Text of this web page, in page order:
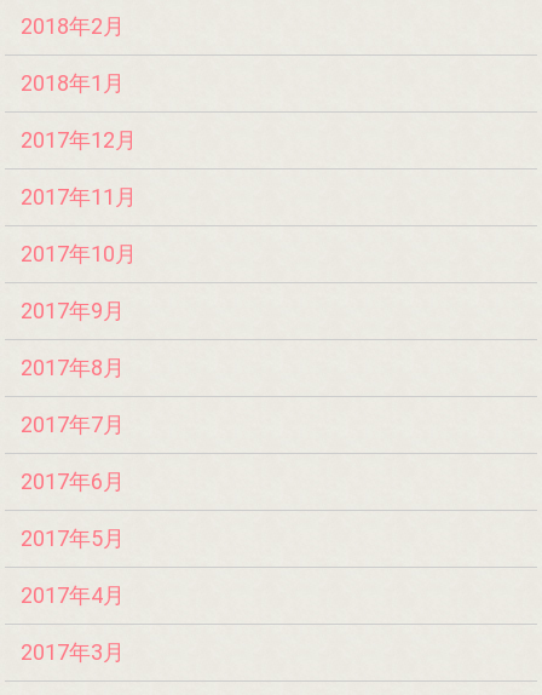
2018年2月
2018年1月
2017年12月
2017年11月
2017年10月
2017年9月
2017年8月
2017年7月
2017年6月
2017年5月
2017年4月
2017年3月